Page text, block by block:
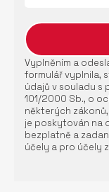
Vyplněním a
formulář vyplnila,
údajů v souladu s
101/2000 Sb., o
některých
je poskytován na
bezplatně a
účely a pro účely